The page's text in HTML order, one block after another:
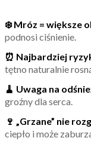
❄️ Mróz = większe
podnosi ciśnienie.
⏰ Najbardziej
tętno naturalnie
🧹 Uwaga na
groźny dla serca.
🍷 „Grzane” nie
ciepło i może